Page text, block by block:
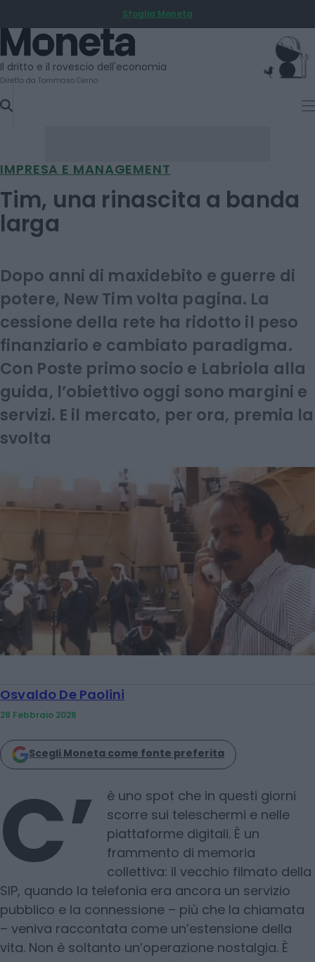
TO
CONTENT
Sfoglia Moneta
Moneta
Il dritto e il rovescio dell'economia
Diretto da Tommaso Cerno
IMPRESA E MANAGEMENT
Tim, una rinascita a banda
larga
Dopo anni di maxidebito e guerre di
potere, New Tim volta pagina. La
cessione della rete ha ridotto il peso
finanziario e cambiato paradigma.
Con Poste primo socio e Labriola alla
guida, l’obiettivo oggi sono margini e
servizi. E il mercato, per ora, premia la
svolta
Osvaldo De Paolini
28 Febbraio 2026
Scegli Moneta come fonte preferita
C’
è uno spot che in questi giorni
scorre sui teleschermi e nelle
piattaforme digitali. È un
frammento di memoria
collettiva: il vecchio filmato della
SIP, quando la telefonia era ancora un servizio
pubblico e la connessione – più che la chiamata
– veniva raccontata come un’estensione della
vita. Non è soltanto un’operazione nostalgia. È